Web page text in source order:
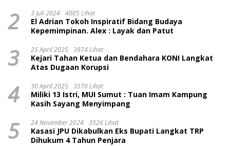
2 3 Juli 2024 4005 Lihat
El Adrian Tokoh Inspiratif Bidang Budaya
Kepemimpinan. Alex : Layak dan Patut
3 25 April 2025 3974 Lihat
Kejari Tahan Ketua dan Bendahara KONI Langkat
Atas Dugaan Korupsi
4 30 April 2025 3570 Lihat
Miliki 13 Istri, MUI Sumut : Tuan Imam Kampung
Kasih Sayang Menyimpang
5 24 November 2024 3526 Lihat
Kasasi JPU Dikabulkan Eks Bupati Langkat TRP
Dihukum 4 Tahun Penjara